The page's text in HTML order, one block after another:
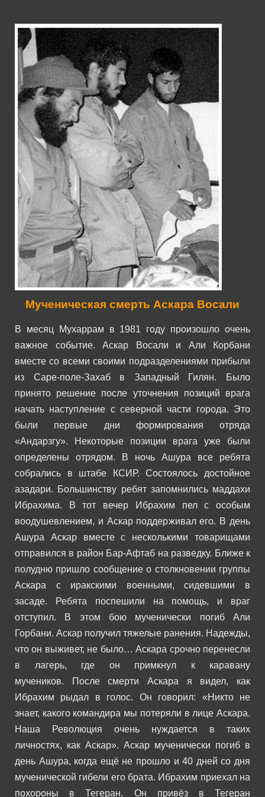
Мученическая смерть Аскара Восали
В месяц Мухаррам в 1981 году произошло очень
важное событие. Аскар Восали и Али Корбани
вместе со всеми своими подразделениями прибыли
из Саре-поле-Захаб в Западный Гилян. Было
принято решение после уточнения позиций врага
начать наступление с северной части города. Это
были первые дни формирования отряда
«Андарзгу». Некоторые позиции врага уже были
определены отрядом.
В ночь Ашура все ребята
собрались в штабе КСИР. Состоялось достойное
азадари. Большинству ребят запомнились маддахи
Ибрахима. В тот вечер Ибрахим пел с особым
воодушевлением, и Аскар поддерживал его. В день
Ашура Аскар вместе с несколькими товарищами
отправился в район Бар-Афтаб на разведку. Ближе к
полудню пришло сообщение о столкновении группы
Аскара с иракскими военными, сидевшими в
засаде.
Ребята поспешили на помощь, и враг
отступил. В этом бою мученически погиб Али
Горбани. Аскар получил тяжелые ранения. Надежды,
что он выживет, не было… Аскара срочно перенесли
в лагерь, где он примкнул к каравану
мучеников.
После смерти Аскара я видел, как
Ибрахим рыдал в голос. Он говорил: «Никто не
знает, какого командира мы потеряли в лице Аскара.
Наша Революция очень нуждается в таких
личностях, как Аскар». Аскар мученически погиб в
день Ашура, когда ещё не прошло и 40 дней со дня
мученической гибели его брата. Ибрахим приехал на
похороны в Тегеран. Он привёз в Тегеран